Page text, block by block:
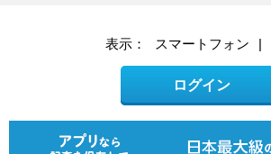
表示： スマートフォン |
ログイン